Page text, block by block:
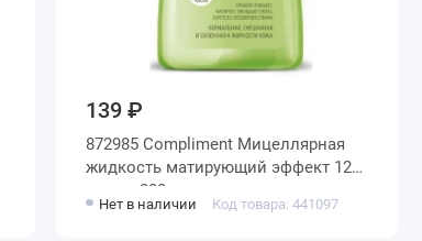
139 ₽
872985 Compliment Мицеллярная
жидкость матирующий эффект 12
часов, 200мл_
Нет в наличии Код товара: 441097